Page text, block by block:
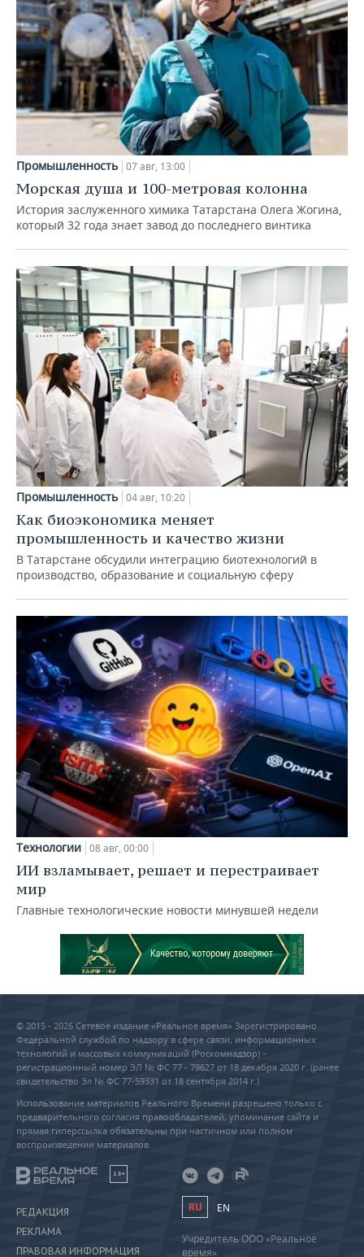
Промышленность 07 авг, 13:00
Морская душа и 100-метровая колонна
История заслуженного химика Татарстана Олега Жогина,
который 32 года знает завод до последнего винтика
Промышленность 04 авг, 10:20
Как биоэкономика меняет
промышленность и качество жизни
В Татарстане обсудили интеграцию биотехнологий в
производство, образование и социальную сферу
Технологии 08 авг, 00:00
ИИ взламывает, решает и перестраивает
мир
Главные технологические новости минувшей недели
© 2015 - 2026 Сетевое издание «Реальное время» Зарегистрировано
Федеральной службой по надзору в сфере связи, информационных
технологий и массовых коммуникаций (Роскомнадзор) –
регистрационный номер ЭЛ № ФС 77 - 79627 от 18 декабря 2020 г. (ранее
свидетельство Эл № ФС 77-59331 от 18 сентября 2014 г.)
Использование материалов Реального Времени разрешено только с
предварительного согласия правообладателей, упоминание сайта и
прямая гиперссылка обязательны при частичном или полном
воспроизведении материалов.
18+
РЕДАКЦИЯ
РЕКЛАМА
ПРАВОВАЯ ИНФОРМАЦИЯ
RU EN
Учредитель ООО «Реальное
время»